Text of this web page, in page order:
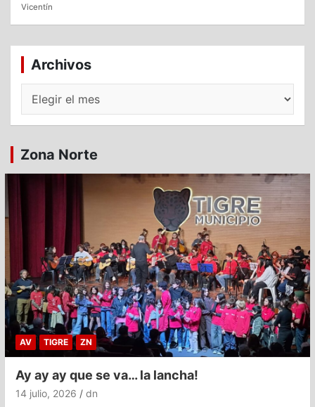
Vicentín
Archivos
Archivos
Zona Norte
AV TIGRE ZN
Ay ay ay que se va… la lancha!
14 julio, 2026 dn